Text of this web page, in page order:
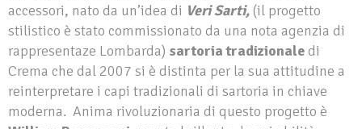
accessori, nato da un’idea di Veri Sarti,(il progetto
stilistico è stato commissionato da una nota agenzia di
rappresentaze Lombarda) sartoria tradizionaledi
Crema che dal 2007 si è distinta per la sua attitudine a
reinterpretare i capi tradizionali di sartoria in chiave
moderna. Anima rivoluzionaria di questo progetto è